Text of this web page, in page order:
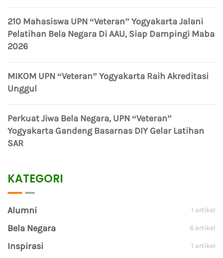
210 Mahasiswa UPN “Veteran” Yogyakarta Jalani
Pelatihan Bela Negara Di AAU, Siap Dampingi Maba
2026
MIKOM UPN “Veteran” Yogyakarta Raih Akreditasi
Unggul
Perkuat Jiwa Bela Negara, UPN “Veteran”
Yogyakarta Gandeng Basarnas DIY Gelar Latihan
SAR
KATEGORI
Alumni 1 artikel
Bela Negara 6 artikel
Inspirasi 1 artikel